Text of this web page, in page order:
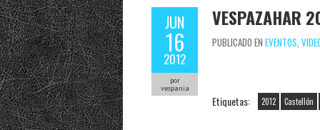
JUN
16
2012
por
vespania
VESPAZAHAR
PUBLICADO EN EVENTOS,
Etiquetas: 2012 Castellón